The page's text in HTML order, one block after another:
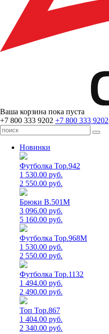
Ваша корзина пока пуста
+7 800 333 9202 +7 800 333 9202
Новинки
Футболка Top.942
1 530.00 руб.
2 550.00 руб.
Брюки B.501M
3 096.00 руб.
5 160.00 руб.
Футболка Top.968M
1 530.00 руб.
2 550.00 руб.
Футболка Top.1132
1 494.00 руб.
2 490.00 руб.
Топ Top.867
1 404.00 руб.
2 340.00 руб.